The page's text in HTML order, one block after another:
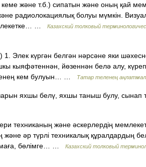
және т.б.) сипатын және оның қай
радиолокациялық болуы мүмкін.
…
Казахский толковый
күргән белгән нәрсәне яки
кыяфәтеннән, йөзеннән белә алу,
кем булуын… …
Татар теленең
яхшы белү, яхшы таныш булу, сынап
техниканың және әскерлердің
және әр түрлі техникалық құралдардың
бөлімге… …
Казахский толковый